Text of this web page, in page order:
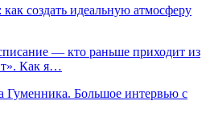
создать идеальную атмосферу
— кто раньше приходит из
Как я…
Гуменника. Большое интервью с